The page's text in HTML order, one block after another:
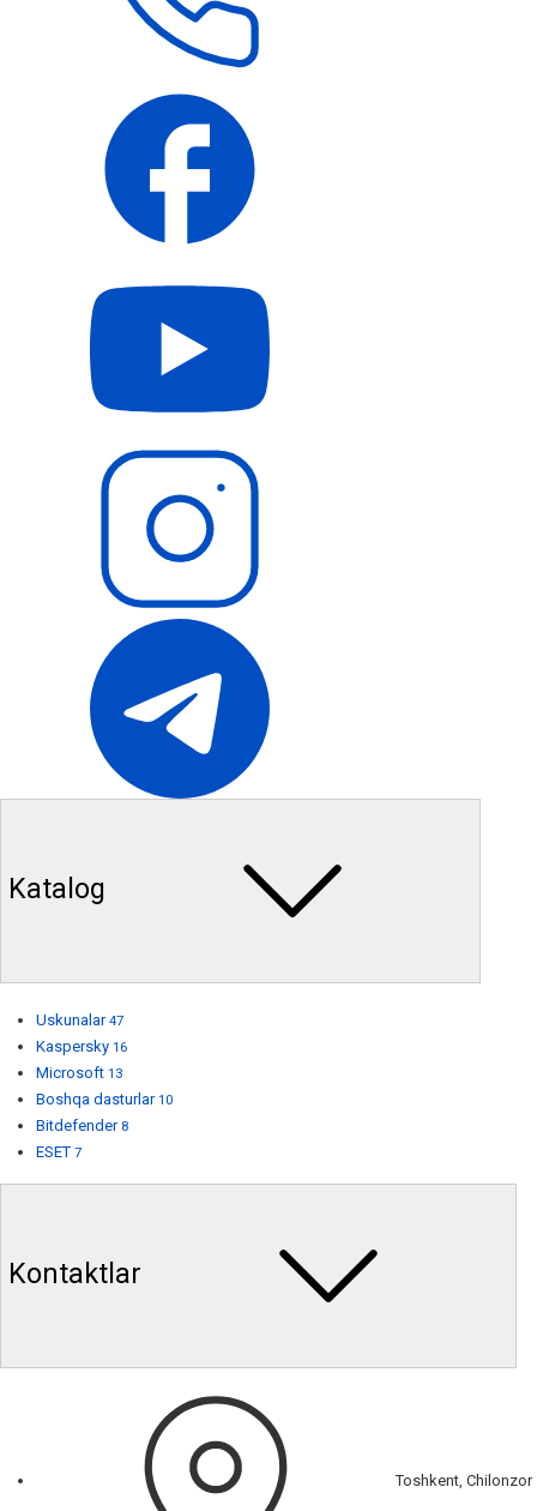
Katalog
Uskunalar 47
Kaspersky 16
Microsoft 13
Boshqa dasturlar 10
Bitdefender 8
ESET 7
Kontaktlar
Toshkent, Chilonzor